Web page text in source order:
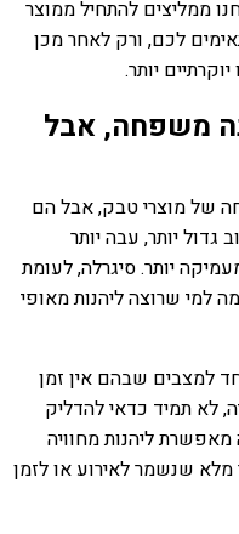
ממליצים להתחיל ממוצר
לכם, ורק לאחר מכן
יותר.
משפחה, אבל
של מוצרי טבק, אבל הם
גדול יותר, עבה יותר
יותר. סיגרלה, לעומת
למי שרוצה ליהנות מאופי
למצבים שבהם אין זמן
לא תמיד כדאי להדליק
מאפשרת ליהנות מחוויה
מלא שנשמר לאירוע או לזמן